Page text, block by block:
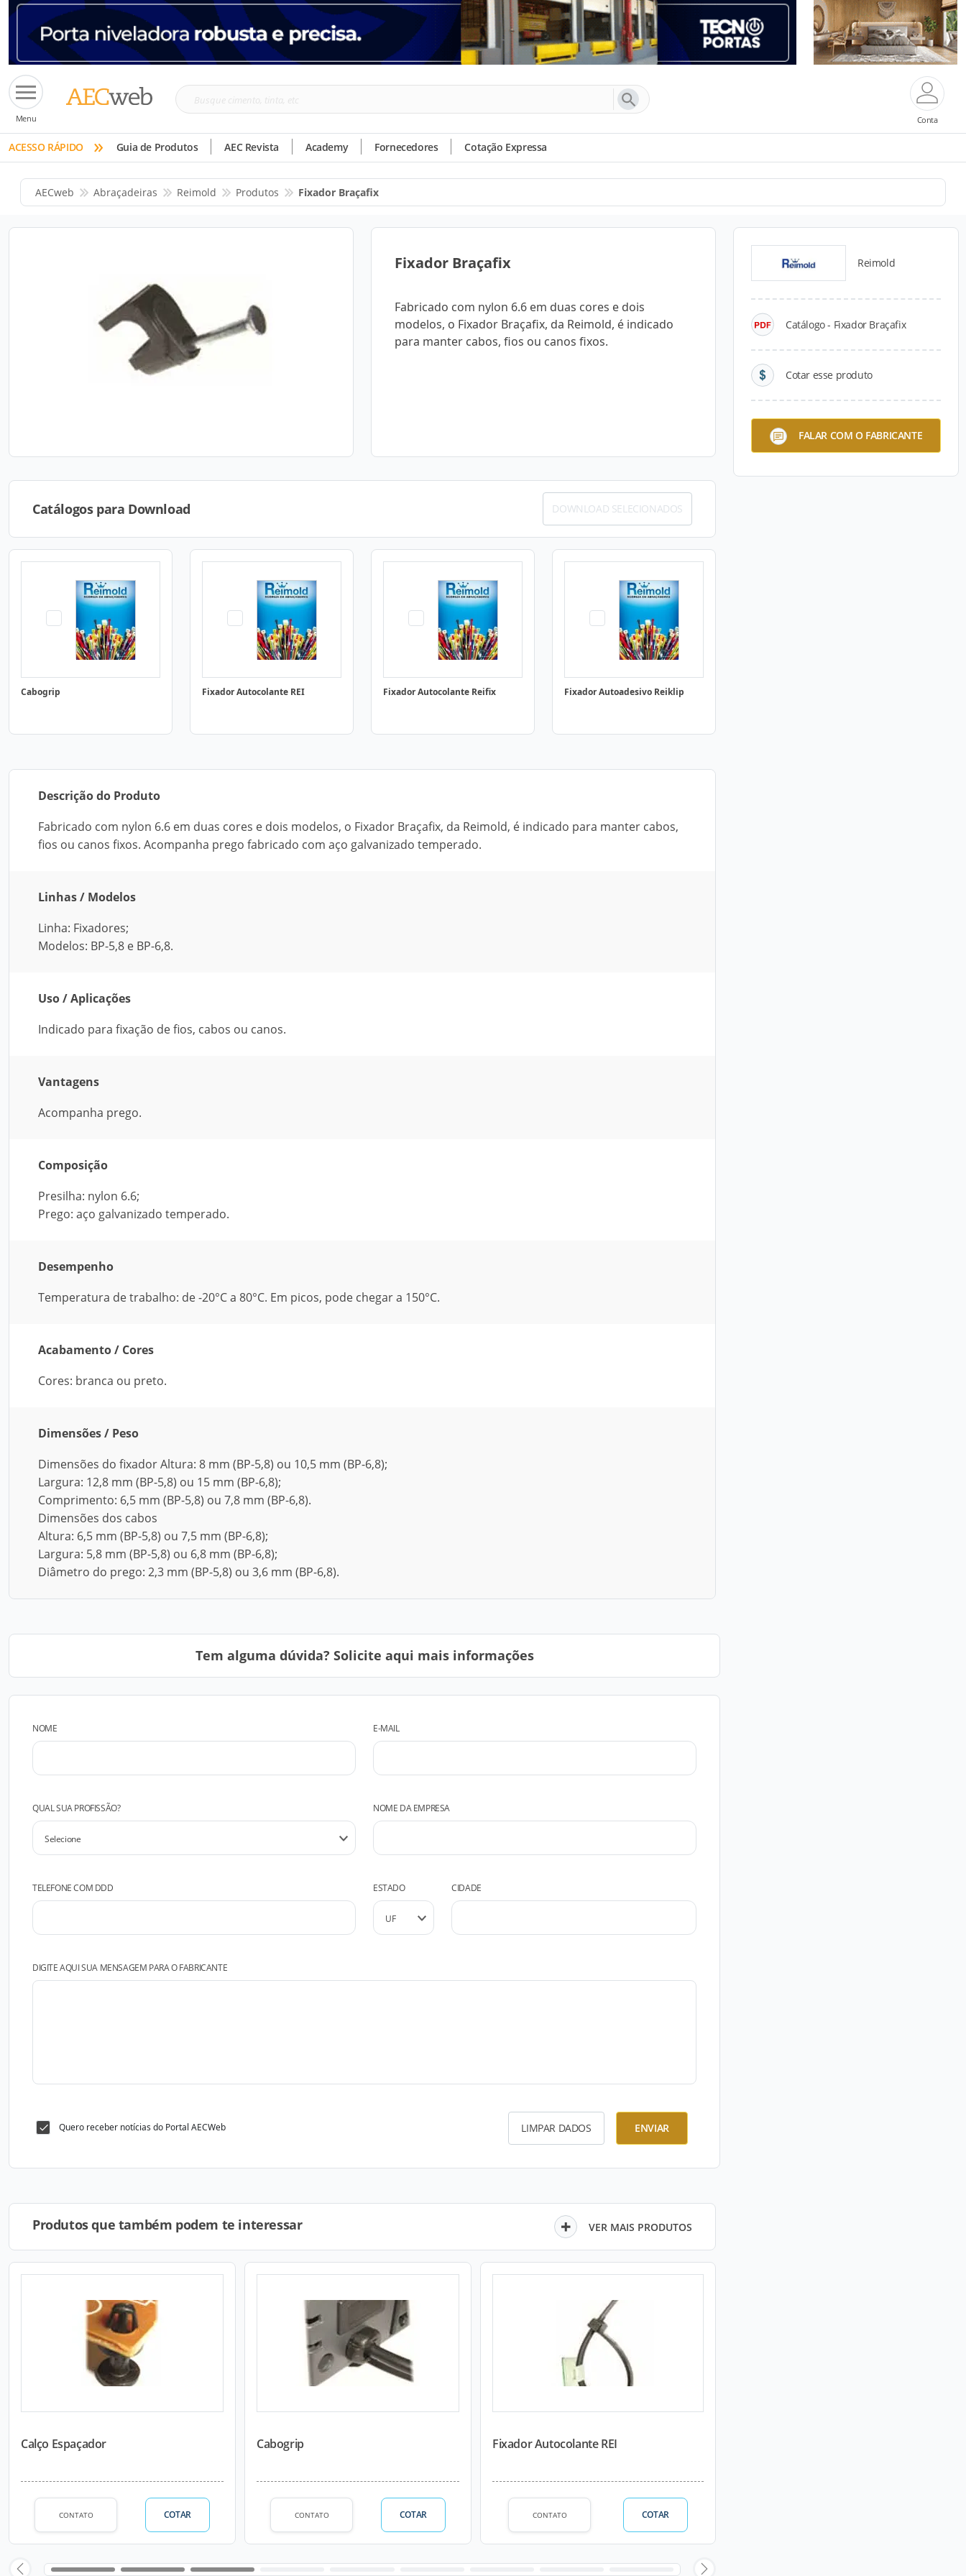
Menu
Busque
tinta,
etc
Conta
ACESSO RÁPIDO » Guia de Produtos AEC Revista Academy Fornecedores Cotação Expressa
AECweb Abraçadeiras Reimold Produtos Fixador Braçafix
Fixador Braçafix
Fabricado com nylon 6.6 em duas cores e dois
modelos, o Fixador Braçafix, da Reimold, é indicado
para manter cabos, fios ou canos fixos.
Reimold
Catálogo - Fixador Braçafix
Cotar esse produto
FALAR COM O FABRICANTE
Catálogos para Download DOWNLOAD SELECIONADOS
Cabogrip Fixador Autocolante REI Fixador Autocolante Reifix Fixador Autoadesivo Reiklip
Descrição do Produto
Fabricado com nylon 6.6 em duas cores e dois modelos, o Fixador Braçafix, da Reimold, é indicado para manter cabos,
fios ou canos fixos. Acompanha prego fabricado com aço galvanizado temperado.
Linhas / Modelos
Linha: Fixadores;
Modelos: BP-5,8 e BP-6,8.
Uso / Aplicações
Indicado para fixação de fios, cabos ou canos.
Vantagens
Acompanha prego.
Composição
Presilha: nylon 6.6;
Prego: aço galvanizado temperado.
Desempenho
Temperatura de trabalho: de -20°C a 80°C. Em picos, pode chegar a 150°C.
Acabamento / Cores
Cores: branca ou preto.
Dimensões / Peso
Dimensões do fixador Altura: 8 mm (BP-5,8) ou 10,5 mm (BP-6,8);
Largura: 12,8 mm (BP-5,8) ou 15 mm (BP-6,8);
Comprimento: 6,5 mm (BP-5,8) ou 7,8 mm (BP-6,8).
Dimensões dos cabos
Altura: 6,5 mm (BP-5,8) ou 7,5 mm (BP-6,8);
Largura: 5,8 mm (BP-5,8) ou 6,8 mm (BP-6,8);
Diâmetro do prego: 2,3 mm (BP-5,8) ou 3,6 mm (BP-6,8).
Tem alguma dúvida? Solicite aqui mais informações
NOME E-MAIL
QUAL SUA PROFISSÃO? NOME DA EMPRESA
TELEFONE COM DDD ESTADO CIDADE
DIGITE AQUI SUA MENSAGEM PARA O FABRICANTE
Quero receber notícias do Portal AECWeb LIMPAR DADOS ENVIAR
Produtos que também podem te interessar VER MAIS PRODUTOS
Calço Espaçador
CONTATO COTAR
Cabogrip
CONTATO COTAR
Fixador Autocolante REI
CONTATO COTAR